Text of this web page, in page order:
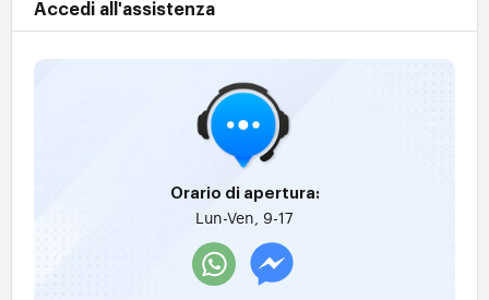
Accedi all'assistenza
Orario di apertura:
Lun-Ven, 9-17